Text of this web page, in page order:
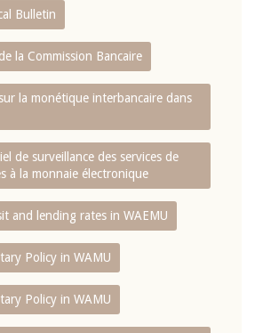
Bulletin
la Commission Bancaire
la monétique interbancaire dans
de surveillance des services de
à la monnaie électronique
and lending rates in WAEMU
Policy in WAMU
Policy in WAMU